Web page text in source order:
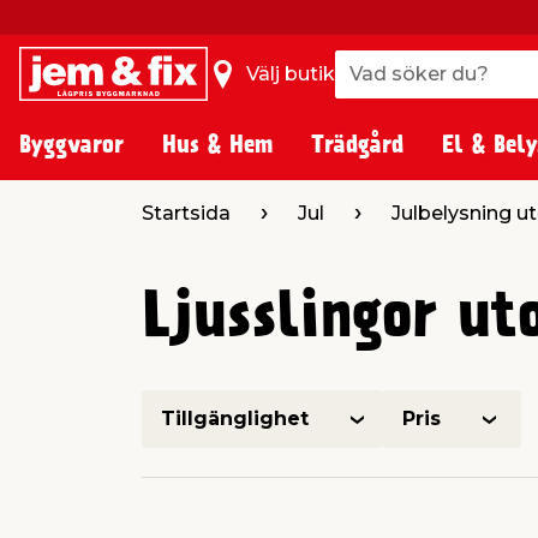
Välj butik Vad söker du?
Vad söker du?
Byggvaror Hus & Hem Trädgård El &
Startsida Jul Julbelysning
Ljusslingor
Tillgänglighet Pris